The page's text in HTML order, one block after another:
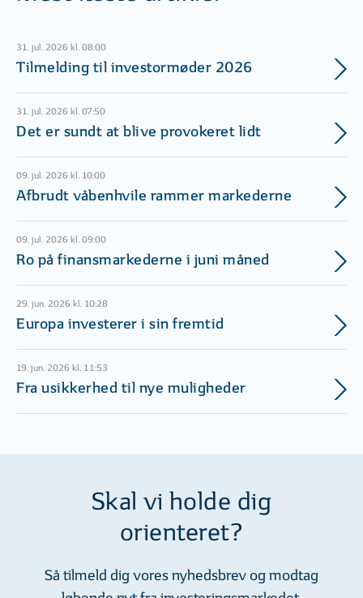
31. jul. 2026 kl. 08:00
Tilmelding til investormøder 2026
31. jul. 2026 kl. 07:50
Det er sundt at blive provokeret lidt
09. jul. 2026 kl. 10:00
Afbrudt våbenhvile rammer markederne
09. jul. 2026 kl. 09:00
Ro på finansmarkederne i juni måned
29. jun. 2026 kl. 10:28
Europa investerer i sin fremtid
19. jun. 2026 kl. 11:53
Fra usikkerhed til nye muligheder
Skal vi holde dig
orienteret?
Så tilmeld dig vores nyhedsbrev og modtag